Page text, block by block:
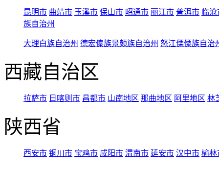
昆明市 曲靖市 玉溪市 保山市 昭通市 丽江市 普洱市 临
族自治州
大理白族自治州 德宏傣族景颇族自治州 怒江傈僳族自治
西藏自治区
拉萨市 日喀则市 昌都市 山南地区 那曲地区 阿里地区 林
陕西省
西安市 铜川市 宝鸡市 咸阳市 渭南市 延安市 汉中市 榆林